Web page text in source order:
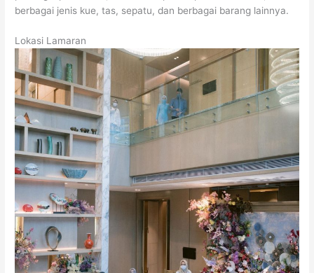
berbagai jenis kue, tas, sepatu, dan berbagai barang lainnya.
Lokasi Lamaran